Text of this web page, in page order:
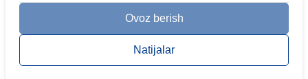
Ovoz berish
Natijalar